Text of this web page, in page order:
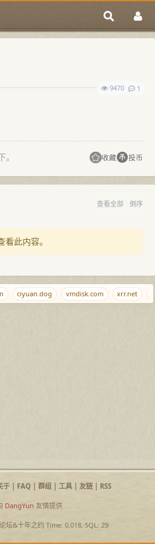
9470
1
收藏 投币
查看全部 倒序
看此内容。
ciyuan.dog vmdisk.com xrr.net
于| FAQ| 群组| 工具| 友链| RSS
DangYun 友情提供
坛&十年之约Time: 0.018, SQL: 29